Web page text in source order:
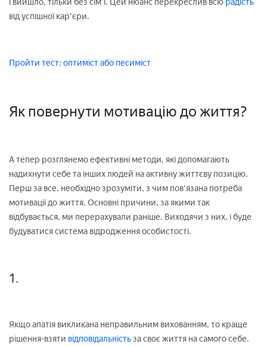
від успішної кар'єри.
Пройти тест: оптиміст або песиміст
Як повернути мотивацію до життя?
А тепер розглянемо ефективні методи, які допомагають
надихнути себе та інших людей на активну життєву позицію.
Перш за все, необхідно зрозуміти, з чим пов'язана потреба
мотивації до життя. Основні причини, за якими так
відбувається, ми перерахували раніше. Виходячи з них, і буде
будуватися система відродження особистості.
1.
Якщо апатія викликана неправильним вихованням, то краще
рішення-взяти відповідальністьза своє життя на самого себе.